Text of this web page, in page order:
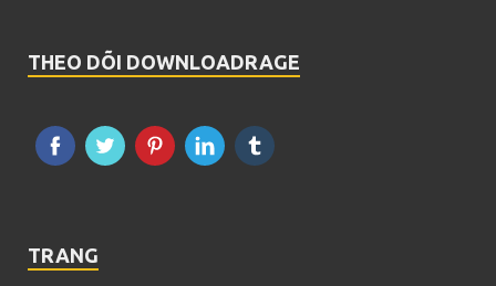
THEO DÕI DOWNLOADRAGE
TRANG